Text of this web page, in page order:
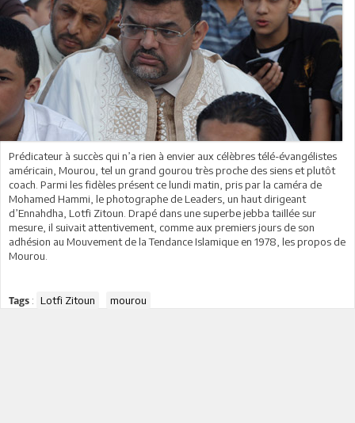
Prédicateur à succès qui n’a rien à envier aux célèbres télé-évangélistes
américain, Mourou, tel un grand gourou très proche des siens et plutôt
coach. Parmi les fidèles présent ce lundi matin, pris par la caméra de
Mohamed Hammi, le photographe de Leaders, un haut dirigeant
d’Ennahdha, Lotfi Zitoun. Drapé dans une superbe jebba taillée sur
mesure, il suivait attentivement, comme aux premiers jours de son
adhésion au Mouvement de la Tendance Islamique en 1978, les propos de
Mourou.
Tags : Lotfi Zitoun mourou